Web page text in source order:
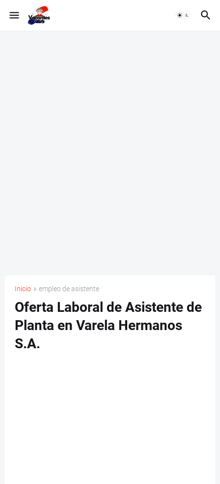
Inicio empleo de asistente
Oferta Laboral de Asistente de
Planta en Varela Hermanos
S.A.